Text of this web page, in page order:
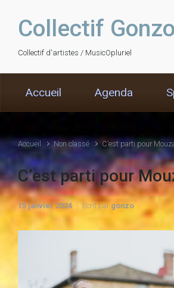
Collectif Gonzo
Collectif d'artistes / MusicOpluriel
Accueil Agenda
Accueil Non classé C’est parti pour
C’est parti pour
15 janvier 2024 Ecrit par gonzo